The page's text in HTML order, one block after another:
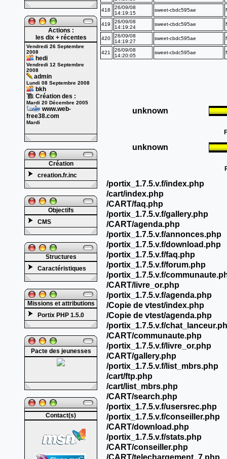
Actions :
les dix + récentes
Vendredi 26 Septembre
2008
hedi
Vendredi 12 Septembre
2008
admin
Lundi 08 Septembre 2008
bkh
Création des :
Mardi 20 Décembre 2005
www.web-
free38.com
Mardi
Création
creation.fr.inc
Objectifs
CMS
Structures
Caractéristiques
Missions et attributions
Portix PHP 1.5.0
Pacte des jeunesses
Contact(s)